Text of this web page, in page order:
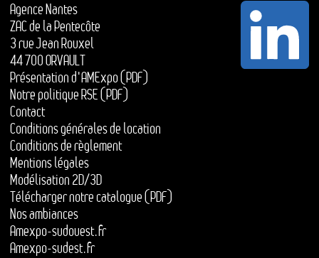
Agence Nantes
ZAC de la Pentecôte
3 rue Jean Rouxel
44 700 ORVAULT
Présentation d'AMExpo (PDF)
Notre politique RSE (PDF)
Contact
Conditions générales de location
Conditions de règlement
Mentions légales
Modélisation 2D/3D
Télécharger notre catalogue (PDF)
Nos ambiances
Amexpo-sudouest.fr
Amexpo-sudest.fr